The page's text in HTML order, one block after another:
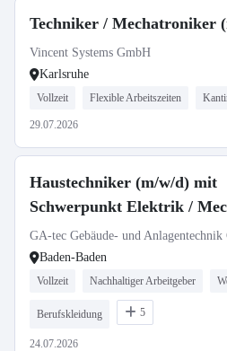
Techniker / Mechatroniker
Vincent Systems GmbH
Karlsruhe
Vollzeit Flexible Arbeitszeiten
29.07.2026
Haustechniker (m/w/d) mit
Schwerpunkt Elektrik /
GA-tec Gebäude- und Anlagentechnik
Baden-Baden
Vollzeit Nachhaltiger Arbeitgeber
Berufskleidung 5
24.07.2026